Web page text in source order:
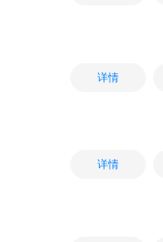
详情
详情